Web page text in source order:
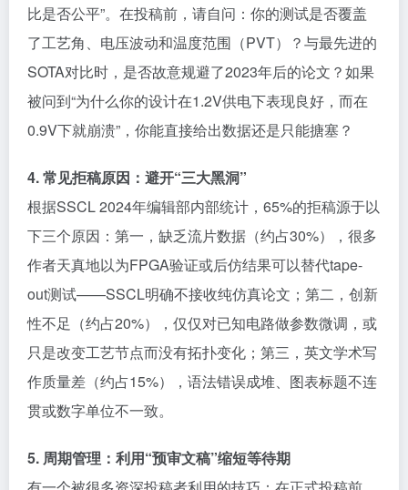
比是否公平”。在投稿前，请自问：你的测试是否覆盖
了工艺角、电压波动和温度范围（PVT）？与最先进的
SOTA对比时，是否故意规避了2023年后的论文？如果
被问到“为什么你的设计在1.2V供电下表现良好，而在
0.9V下就崩溃”，你能直接给出数据还是只能搪塞？
4. 常见拒稿原因：避开“三大黑洞”
根据SSCL 2024年编辑部内部统计，65%的拒稿源于以
下三个原因：第一，缺乏流片数据（约占30%），很多
作者天真地以为FPGA验证或后仿结果可以替代tape-
out测试——SSCL明确不接收纯仿真论文；第二，创新
性不足（约占20%），仅仅对已知电路做参数微调，或
只是改变工艺节点而没有拓扑变化；第三，英文学术写
作质量差（约占15%），语法错误成堆、图表标题不连
贯或数字单位不一致。
5. 周期管理：利用“预审文稿”缩短等待期